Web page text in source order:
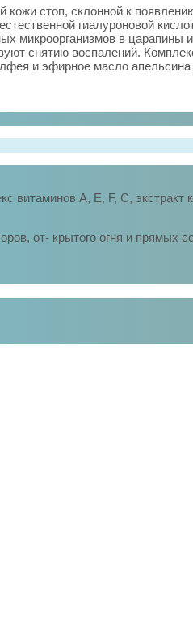
кожи стоп, склонной к
гиалуроновой
микроорганизмов в
снятию воспалений.
и эфирное масло
A, E, F, C,
от- крытого огня и прямых